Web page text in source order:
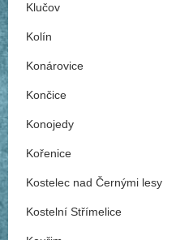
Klučov
Kolín
Konárovice
Končice
Konojedy
Kořenice
Kostelec nad Černými lesy
Kostelní Střímelice